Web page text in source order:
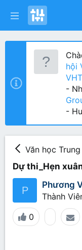
hội
-
-
Văn học
Dự thi_Hẹn
P
Phương
Thành
0